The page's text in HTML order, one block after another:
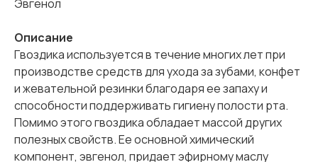
Эвгенол
Описание
Гвоздика используется в течение многих лет при
производстве средств для ухода за зубами, конфет
и жевательной резинки благодаря ее запаху и
способности поддерживать гигиену полости рта.
Помимо этого гвоздика обладает массой других
полезных свойств. Ее основной химический
компонент, эвгенол, придает эфирному маслу